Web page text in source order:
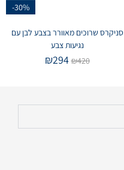
-30%
סניקרס שרוכים מאוורר בצבע לבן עם
נגיעות צבע
₪420
₪294